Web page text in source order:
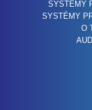
SYSTÉMY
SYSTÉMY
O